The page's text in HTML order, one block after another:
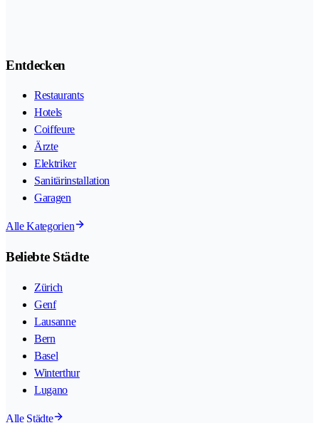
Entdecken
Restaurants
Hotels
Coiffeure
Ärzte
Elektriker
Sanitärinstallation
Garagen
Alle Kategorien
Beliebte Städte
Zürich
Genf
Lausanne
Bern
Basel
Winterthur
Lugano
Alle Städte